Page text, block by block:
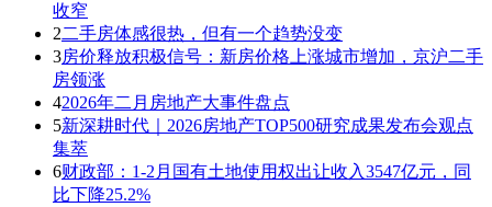
收窄
2二手房体感很热，但有一个趋势没变
3房价释放积极信号：新房价格上涨城市增加，京沪二手
房领涨
42026年二月房地产大事件盘点
5新深耕时代｜2026房地产TOP500研究成果发布会观点
集萃
6财政部：1-2月国有土地使用权出让收入3547亿元，同
比下降25.2%